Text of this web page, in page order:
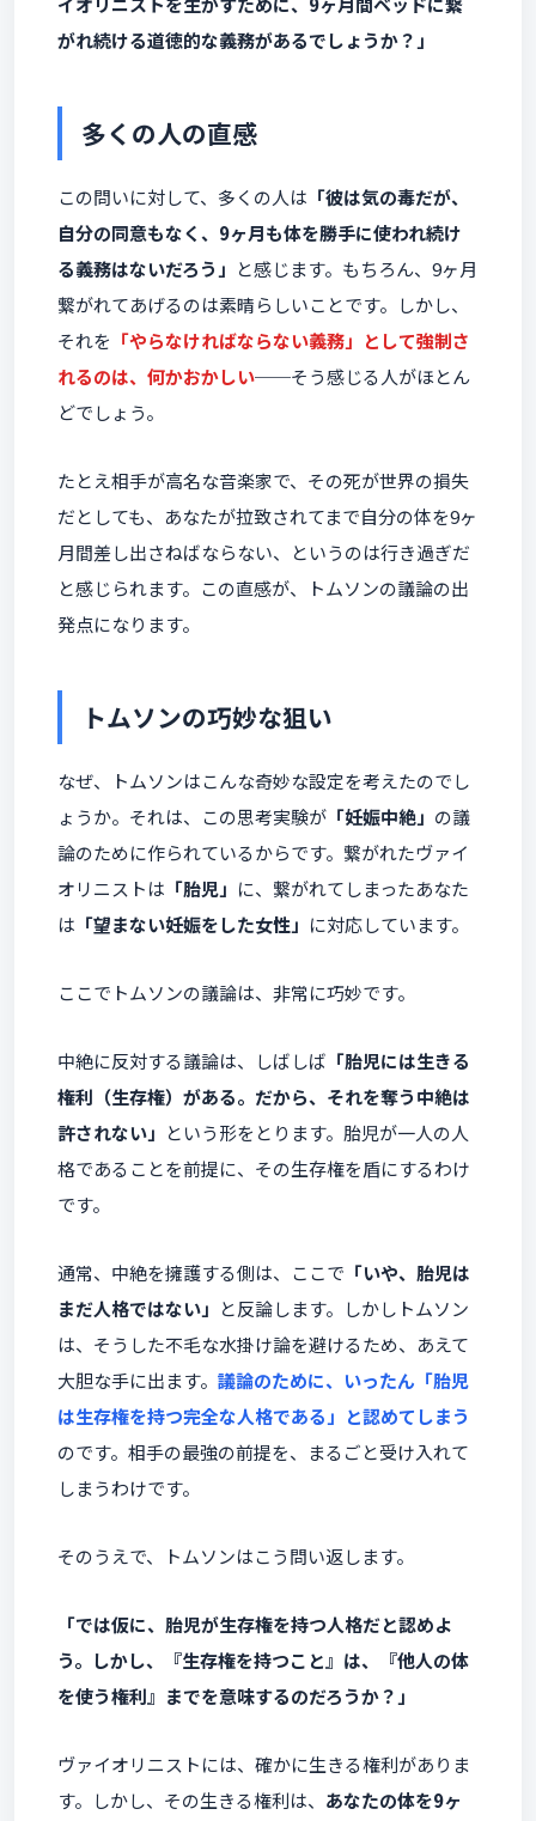
がれ続ける道徳的な義務があるでしょうか？」
多くの人の直感
この問いに対して、多くの人は 「彼は気の毒だが、
自分の同意もなく、9ヶ月も体を勝手に使われ続け
る義務はないだろう」 と感じます。もちろん、9ヶ月
繋がれてあげるのは素晴らしいことです。しかし、
それを 「やらなければならない義務」として強制さ
れるのは、何かおかしい──そう感じる人がほとん
どでしょう。
たとえ相手が高名な音楽家で、その死が世界の損失
だとしても、あなたが拉致されてまで自分の体を9ヶ
月間差し出さねばならない、というのは行き過ぎだ
と感じられます。この直感が、トムソンの議論の出
発点になります。
トムソンの巧妙な狙い
なぜ、トムソンはこんな奇妙な設定を考えたのでし
ょうか。それは、この思考実験が 「妊娠中絶」 の議
論のために作られているからです。繋がれたヴァイ
オリニストは 「胎児」 に、繋がれてしまったあなた
は 「望まない妊娠をした女性」 に対応しています。
ここでトムソンの議論は、非常に巧妙です。
中絶に反対する議論は、しばしば 「胎児には生きる
権利（生存権）がある。だから、それを奪う中絶は
許されない」 という形をとります。胎児が一人の人
格であることを前提に、その生存権を盾にするわけ
です。
通常、中絶を擁護する側は、ここで 「いや、胎児は
まだ人格ではない」 と反論します。しかしトムソン
は、そうした不毛な水掛け論を避けるため、あえて
大胆な手に出ます。 議論のために、いったん「胎児
は生存権を持つ完全な人格である」と認めてしまう
のです。相手の最強の前提を、まるごと受け入れて
しまうわけです。
そのうえで、トムソンはこう問い返します。
「では仮に、胎児が生存権を持つ人格だと認めよ
う。しかし、『生存権を持つこと』は、『他人の体
を使う権利』までを意味するのだろうか？」
ヴァイオリニストには、確かに生きる権利がありま
す。しかし、その生きる権利は、 あなたの体を9ヶ